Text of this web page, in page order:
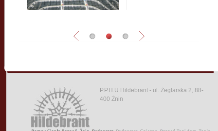
P.P.H.U Hildebrant - ul. Żeglarska 2, 88-
400 Żnin